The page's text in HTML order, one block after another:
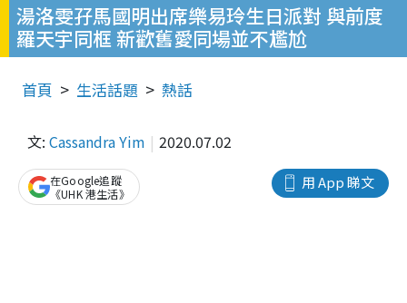
湯洛雯孖馬國明出席樂易玲生日派對 與前度
羅天宇同框 新歡舊愛同場並不尷尬
首頁 生活話題 熱話
文: Cassandra Yim 2020.07.02
用 App 睇文
在Google追蹤
《UHK 港生活》